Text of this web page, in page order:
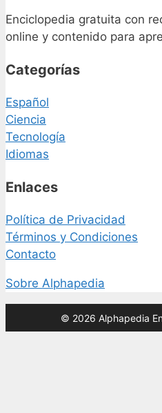
Enciclopedia gratuita con
online y contenido para
Categorías
Español
Ciencia
Tecnología
Idiomas
Enlaces
Política de Privacidad
Términos y Condiciones
Contacto
Sobre Alphapedia